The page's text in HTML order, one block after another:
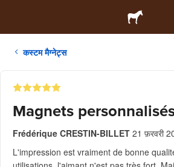
कस्टम मैग्नेट्स
Magnets
Frédérique CRESTIN-BILLET 21 फ़रवरी
L'impression est vraiment de bonne